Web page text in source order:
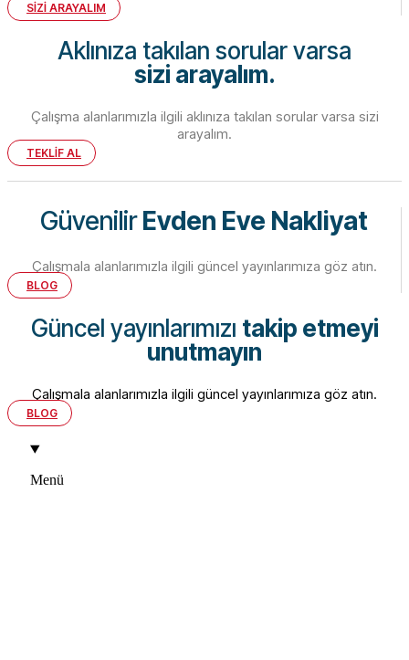
SİZİ ARAYALIM
Aklınıza takılan sorular varsa
sizi arayalım.
Çalışma alanlarımızla ilgili aklınıza takılan sorular varsa sizi
arayalım.
TEKLİF AL
GüvenilirEvden Eve Nakliyat
Çalışmala alanlarımızla ilgili güncel yayınlarımıza göz atın.
BLOG
Güncel yayınlarımızı takip etmeyi
unutmayın
Çalışmala alanlarımızla ilgili güncel yayınlarımıza göz atın.
BLOG
Menü